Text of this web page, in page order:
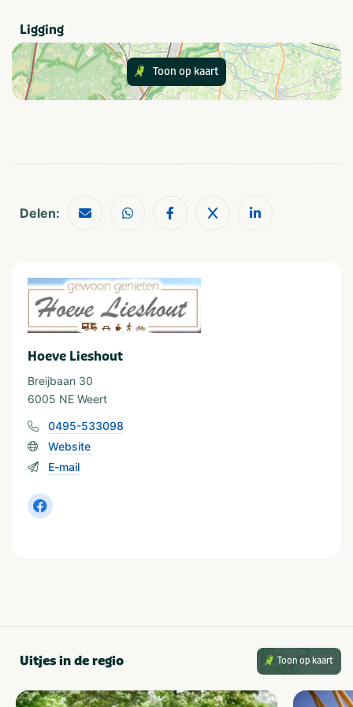
Ligging
Toon op kaart
Delen:
Hoeve Lieshout
Breijbaan 30
6005 NE Weert
0495-533098
Website
E-mail
Uitjes in de regio Toon op kaart